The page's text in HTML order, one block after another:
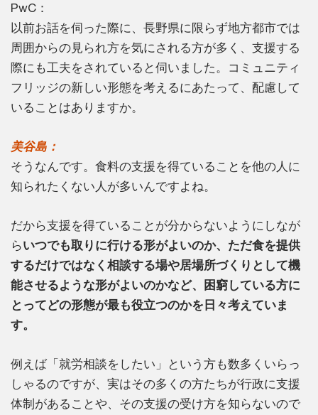
PwC：
以前お話を伺った際に、長野県に限らず地方都市では
周囲からの見られ方を気にされる方が多く、支援する
際にも工夫をされていると伺いました。コミュニティ
フリッジの新しい形態を考えるにあたって、配慮して
いることはありますか。
美谷島：
そうなんです。食料の支援を得ていることを他の人に
知られたくない人が多いんですよね。
だから支援を得ていることが分からないようにしなが
らいつでも取りに行ける形がよいのか、ただ食を提供
するだけではなく相談する場や居場所づくりとして機
能させるような形がよいのかなど、困窮している方に
とってどの形態が最も役立つのかを日々考えていま
す。
例えば「就労相談をしたい」という方も数多くいらっ
しゃるのですが、実はその多くの方たちが行政に支援
体制があることや、その支援の受け方を知らないので